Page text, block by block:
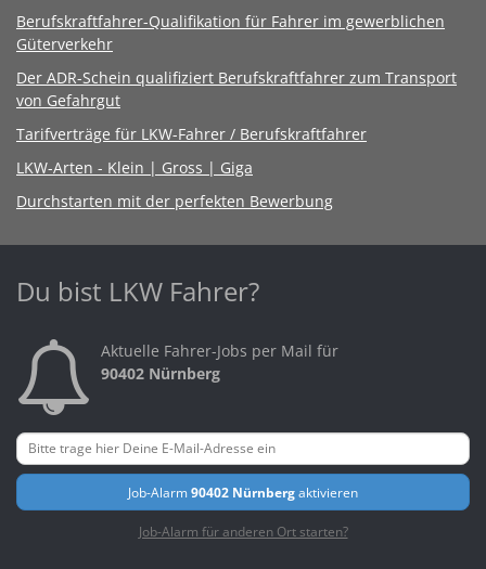
Berufskraftfahrer-Qualifikation für Fahrer im gewerblichen
Güterverkehr
Der ADR-Schein qualifiziert Berufskraftfahrer zum Transport
von Gefahrgut
Tarifverträge für LKW-Fahrer / Berufskraftfahrer
LKW-Arten - Klein | Gross | Giga
Durchstarten mit der perfekten Bewerbung
Du bist LKW Fahrer?
Aktuelle Fahrer-Jobs per Mail für
90402 Nürnberg
Job-Alarm90402 Nürnbergaktivieren
Job-Alarm für anderen Ort starten?